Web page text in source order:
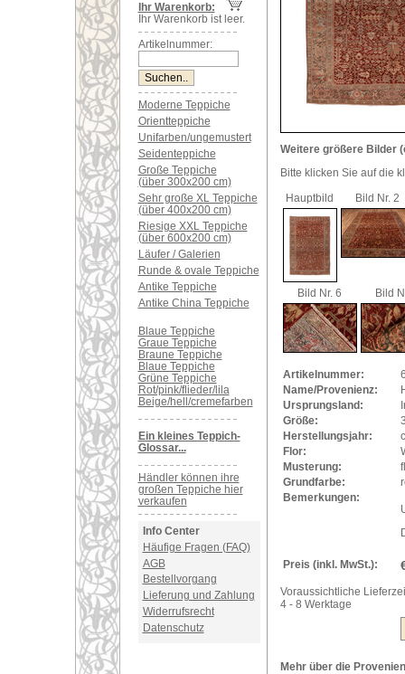
Ihr Warenkorb:
Ihr Warenkorb ist leer.
Artikelnummer:
Moderne Teppiche
Orientteppiche
Unifarben/ungemustert
Seidenteppiche
Große Teppiche
(über 300x200 cm)
Sehr große XL Teppiche
(über 400x200 cm)
Riesige XXL Teppiche
(über 600x200 cm)
Läufer / Galerien
Runde & ovale Teppiche
Antike Teppiche
Antike China Teppiche
Blaue Teppiche
Graue Teppiche
Braune Teppiche
Blaue Teppiche
Grüne Teppiche
Rot/pink/flieder/lila
Beige/hell/cremefarben
Ein kleines Teppich-
Glossar...
Händler können ihre
großen Teppiche hier
verkaufen
Info Center
Häufige Fragen (FAQ)
AGB
Bestellvorgang
Lieferung und Zahlung
Widerrufsrecht
Datenschutz
Weitere größere Bilder
Bitte klicken Sie auf die
Hauptbild
Bild Nr. 2
Bild Nr. 6 Bild
Artikelnummer:
Name/Provenienz:
Ursprungsland:
Größe:
Herstellungsjahr:
Flor:
Musterung:
Grundfarbe:
Bemerkungen:
Preis (inkl. MwSt.):
Voraussichtliche
4 - 8 Werktage
Mehr über die